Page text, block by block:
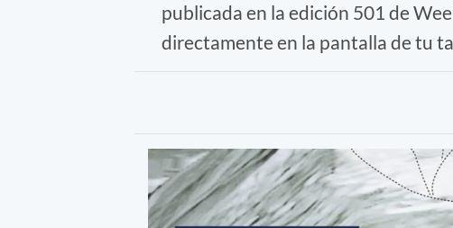
publicada en la edición 501 de
directamente en la pantalla de tu